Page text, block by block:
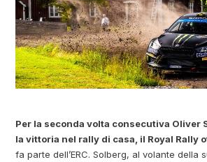
Per la seconda volta consecutiva Oliver
la vittoria nel rally di casa, il Royal Rally
fa parte dell’ERC. Solberg, al volante della